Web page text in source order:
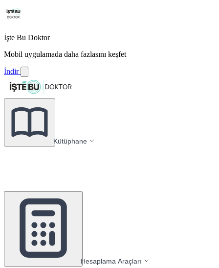
İşte Bu Doktor
Mobil uygulamada daha fazlasını keşfet
İndir
Kütüphane
Hesaplama Araçları